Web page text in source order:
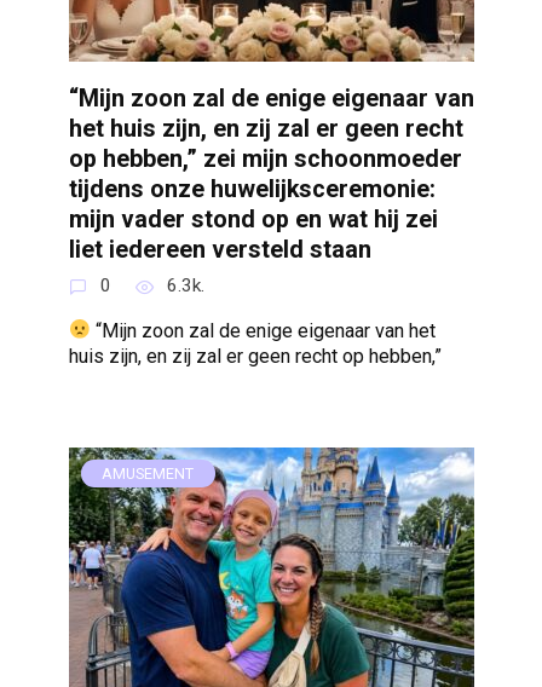
“Mijn zoon zal de enige eigenaar van
het huis zijn, en zij zal er geen recht
op hebben,” zei mijn schoonmoeder
tijdens onze huwelijksceremonie:
mijn vader stond op en wat hij zei
liet iedereen versteld staan
0 6.3k.
“Mijn zoon zal de enige eigenaar van het
huis zijn, en zij zal er geen recht op hebben,”
AMUSEMENT